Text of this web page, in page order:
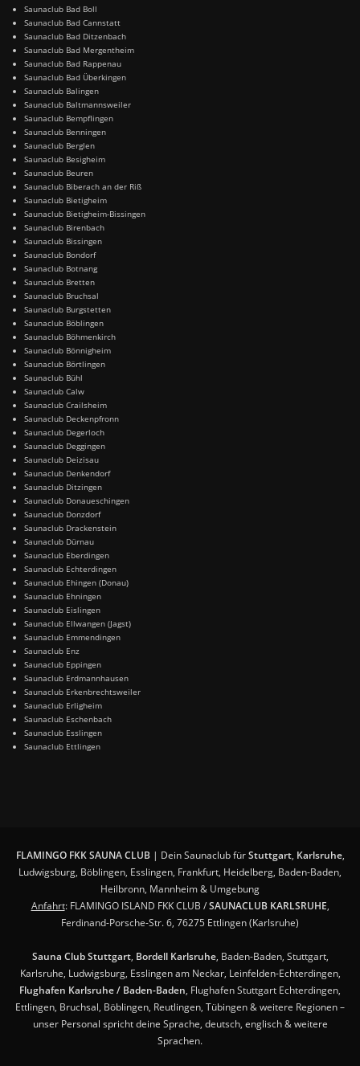
Saunaclub Bad Boll
Saunaclub Bad Cannstatt
Saunaclub Bad Ditzenbach
Saunaclub Bad Mergentheim
Saunaclub Bad Rappenau
Saunaclub Bad Überkingen
Saunaclub Balingen
Saunaclub Baltmannsweiler
Saunaclub Bempflingen
Saunaclub Benningen
Saunaclub Berglen
Saunaclub Besigheim
Saunaclub Beuren
Saunaclub Biberach an der Riß
Saunaclub Bietigheim
Saunaclub Bietigheim-Bissingen
Saunaclub Birenbach
Saunaclub Bissingen
Saunaclub Bondorf
Saunaclub Botnang
Saunaclub Bretten
Saunaclub Bruchsal
Saunaclub Burgstetten
Saunaclub Böblingen
Saunaclub Böhmenkirch
Saunaclub Bönnigheim
Saunaclub Börtlingen
Saunaclub Bühl
Saunaclub Calw
Saunaclub Crailsheim
Saunaclub Deckenpfronn
Saunaclub Degerloch
Saunaclub Deggingen
Saunaclub Deizisau
Saunaclub Denkendorf
Saunaclub Ditzingen
Saunaclub Donaueschingen
Saunaclub Donzdorf
Saunaclub Drackenstein
Saunaclub Dürnau
Saunaclub Eberdingen
Saunaclub Echterdingen
Saunaclub Ehingen (Donau)
Saunaclub Ehningen
Saunaclub Eislingen
Saunaclub Ellwangen (Jagst)
Saunaclub Emmendingen
Saunaclub Enz
Saunaclub Eppingen
Saunaclub Erdmannhausen
Saunaclub Erkenbrechtsweiler
Saunaclub Erligheim
Saunaclub Eschenbach
Saunaclub Esslingen
Saunaclub Ettlingen
FLAMINGO FKK SAUNA CLUB| Dein Saunaclub fürStuttgart, Karlsruhe,
Ludwigsburg, Böblingen, Esslingen, Frankfurt, Heidelberg, Baden-Baden,
Heilbronn, Mannheim & Umgebung
Anfahrt: FLAMINGO ISLAND FKK CLUB /SAUNACLUB KARLSRUHE,
Ferdinand-Porsche-Str. 6, 76275 Ettlingen (Karlsruhe)
Sauna Club Stuttgart, Bordell Karlsruhe, Baden-Baden, Stuttgart,
Karlsruhe, Ludwigsburg, Esslingen am Neckar, Leinfelden-Echterdingen,
Flughafen Karlsruhe / Baden-Baden, Flughafen Stuttgart Echterdingen,
Ettlingen, Bruchsal, Böblingen, Reutlingen, Tübingen & weitere Regionen –
unser Personal spricht deine Sprache, deutsch, englisch & weitere
Sprachen.